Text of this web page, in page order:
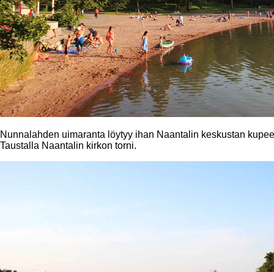
Nunnalahden uimaranta löytyy ihan Naantalin keskustan
Taustalla Naantalin kirkon torni.